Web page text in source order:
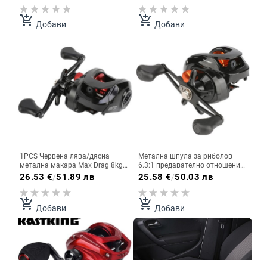
калъф Канцеларски материали
add_shopping_cart Добави
макара Без въдица
Соленоводна сладководна
риба Carretilha De Pesca
add_shopping_cart Добави
1PCS Червена лява/дясна
метална макара Max Drag 8kg
Baitcasting риболовна макара
Соленоводна/сладководна
риболовна макара за костур
щука за бас
26.53 €/51.89 лв
add_shopping_cart Добави
Метална шпула за риболов
6.3:1 предавателно отношение
Baitcasting Риболовно колело
Baitcasting Макара 8 кг Макс
драг Соленоводна
високоскоростна риболовна
макара
25.58 €/50.03 лв
add_shopping_cart Добави